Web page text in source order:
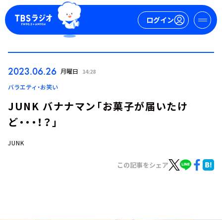
ログイン
ログイン
2023.06.26 月曜日 14:28
バラエティ・お笑い
JUNK バナナマン「お菓子が届いたけ
ど・・・！？」
JUNK
この記事をシェア